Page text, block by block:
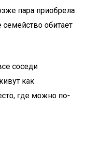
пара приобрела
обитает
соседи
как
где можно по-